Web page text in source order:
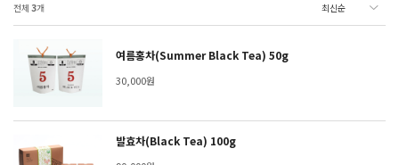
전체 3개
여름홍차(Summer Black Tea) 50g
30,000원
발효차(Black Tea) 100g